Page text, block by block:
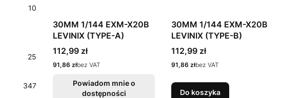
10
25
347
30MM 1/144 EXM-X20B
LEVINIX (TYPE-A)
Cena
112,99 zł
Cena
91,86 złbez VAT
Powiadom mnie o
dostępności
30MM 1/144 EXM-X20B
LEVINIX (TYPE-B)
Cena
112,99 zł
Cena
91,86 złbez VAT
Do koszyka